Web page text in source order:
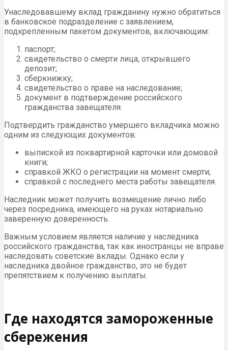
Унаследовавшему вклад гражданину нужно обратиться
в банковское подразделение с заявлением,
подкрепленным пакетом документов, включающим:
паспорт;
свидетельство о смерти лица, открывшего
депозит;
сберкнижку;
свидетельство о праве на наследование;
документ в подтверждение российского
гражданства завещателя.
Подтвердить гражданство умершего вкладчика можно
одним из следующих документов:
выпиской из поквартирной карточки или домовой
книги;
справкой ЖКО о регистрации на момент смерти;
справкой с последнего места работы завещателя.
Наследник может получить возмещение лично либо
через посредника, имеющего на руках нотариально
заверенную доверенность.
Важным условием является наличие у наследника
российского гражданства, так как иностранцы не вправе
наследовать советские вклады. Однако если у
наследника двойное гражданство, это не будет
препятствием к получению выплаты.
Где находятся замороженные
сбережения